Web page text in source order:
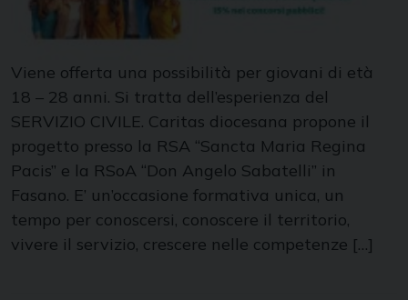
Viene offerta una possibilità per giovani di età
18 – 28 anni. Si tratta dell’esperienza del
SERVIZIO CIVILE. Caritas diocesana propone il
progetto presso la RSA “Sancta Maria Regina
Pacis” e la RSoA “Don Angelo Sabatelli” in
Fasano. E’ un’occasione formativa unica, un
tempo per conoscersi, conoscere il territorio,
vivere il servizio, crescere nelle competenze […]